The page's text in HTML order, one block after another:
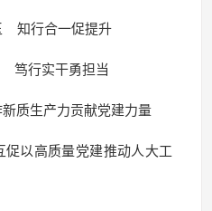
知行合一促提升
笃行实干勇担当
质生产力贡献党建力量
促以高质量党建推动人大工